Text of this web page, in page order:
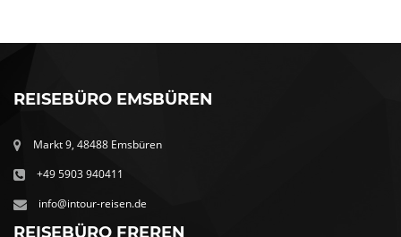
REISEBÜRO EMSBÜREN
Markt 9, 48488 Emsbüren
+49 5903 940411
info@intour-reisen.de
REISEBÜRO FREREN